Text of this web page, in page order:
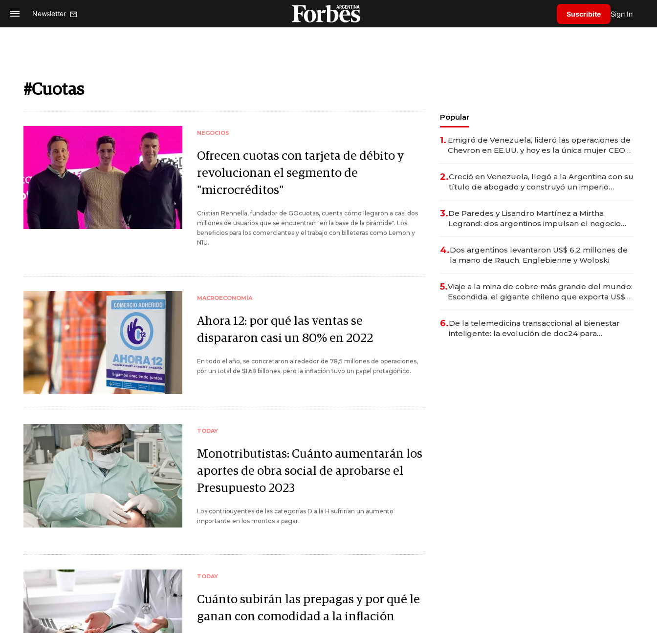
Newsletter Suscribite Sign In
#Cuotas
NEGOCIOS
Ofrecen cuotas con tarjeta de débito y
revolucionan el segmento de
"microcréditos"
Cristian Rennella, fundador de GOcuotas, cuenta cómo llegaron a casi dos
millones de usuarios que se encuentran "en la base de la pirámide". Los
beneficios para los comerciantes y el trabajo con billeteras como Lemon y
N1U.
MACROECONOMÍA
Ahora 12: por qué las ventas se
dispararon casi un 80% en 2022
En todo el año, se concretaron alrededor de 78,5 millones de operaciones,
por un total de $1,68 billones, pero la inflación tuvo un papel protagónico.
TODAY
Monotributistas: Cuánto aumentarán los
aportes de obra social de aprobarse el
Presupuesto 2023
Los contribuyentes de las categorías D a la H sufrirían un aumento
importante en los montos a pagar.
TODAY
Cuánto subirán las prepagas y por qué le
ganan con comodidad a la inflación
Popular
1. Emigró de Venezuela, lideró las operaciones de
Chevron en EE.UU. y hoy es la única mujer CEO
2.Creció en Venezuela, llegó a la Argentina con su
título de abogado y construyó un imperio
3.De Paredes y Lisandro Martínez a Mirtha
Legrand: dos argentinos impulsan el negocio
4.Dos argentinos levantaron US$ 6,2 millones de
la mano de Rauch, Englebienne y Woloski
5.Viaje a la mina de cobre más grande del mundo:
Escondida, el gigante chileno que exporta US$
6.De la telemedicina transaccional al bienestar
inteligente: la evolución de doc24 para